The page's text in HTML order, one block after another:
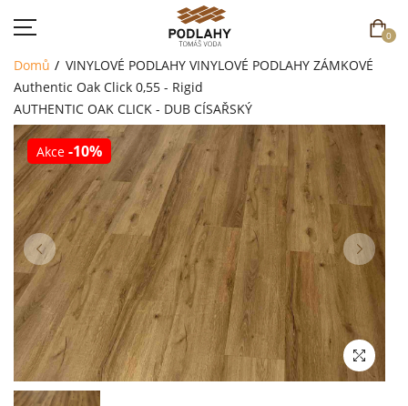
0
DOMŮ
SORTIMENT
AKCE
CENÍK
REFERENCE
SOUTĚŽ
KONTAKT
Domů VINYLOVÉ PODLAHY VINYLOVÉ PODLAHY ZÁMKOVÉ
Authentic Oak Click 0,55 - Rigid
AUTHENTIC OAK CLICK - DUB CÍSAŘSKÝ
Akce -10%